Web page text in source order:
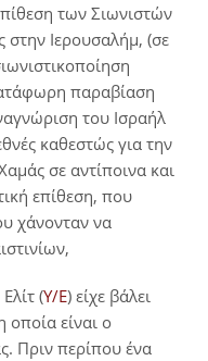
των Σιωνιστών
στην Ιερουσαλήμ, (σε
παραβίαση
του Ισραήλ
καθεστώς για την
σε αντίποινα και
επίθεση, που
χάνονταν να
(Υ/Ε) είχε βάλει
είναι ο
Πριν περίπου ένα